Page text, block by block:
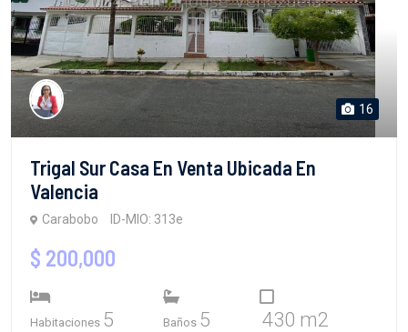
16
Trigal Sur Casa En Venta Ubicada En
Valencia
Carabobo ID-MIO: 313e
$ 200,000
Habitaciones 5 Baños 5 430 m2